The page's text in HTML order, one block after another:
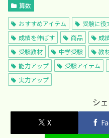
算数
おすすめアイテム 受験に役
成績を伸ばす
商品 成
受験教材
中学受験 教
能力アップ
受験アイテム
実力アップ
シ
X